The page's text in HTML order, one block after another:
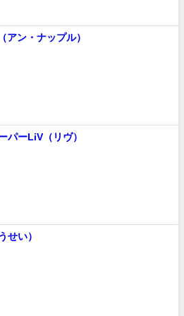
アン・ナップル）
パーLiV（リヴ）
せい）